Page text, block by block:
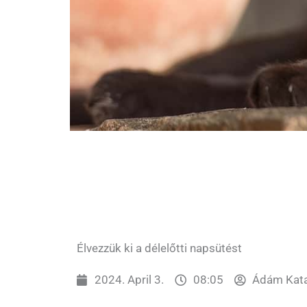
Élvezzük ki a délelőtti napsütést
2024. April 3. 08:05 Ádám